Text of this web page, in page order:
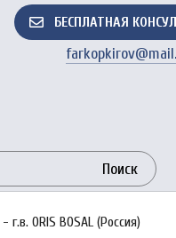
БЕСПЛАТНАЯ
Поиск
ORIS BOSAL (Россия)